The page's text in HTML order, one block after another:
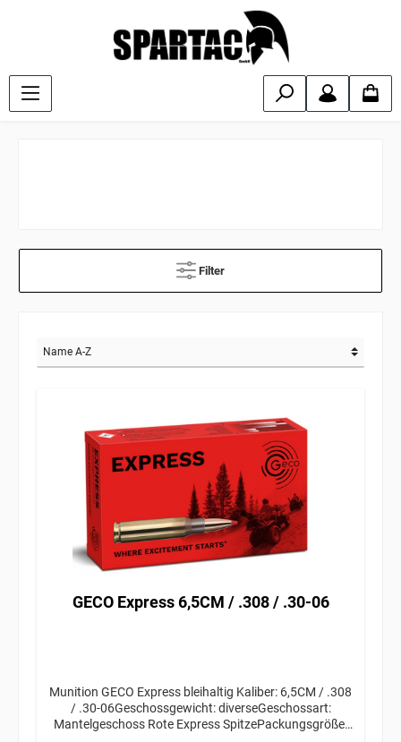
Filter
GECO Express 6,5CM / .308 / .30-06
Munition GECO Express bleihaltig Kaliber: 6,5CM / .308
/ .30-06Geschossgewicht: diverseGeschossart:
Mantelgeschoss Rote Express SpitzePackungsgröße: